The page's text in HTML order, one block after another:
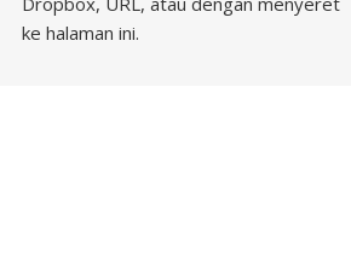
ke halaman ini.